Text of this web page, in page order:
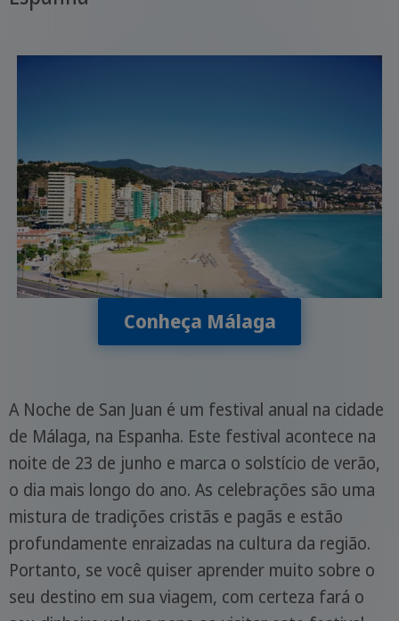
Conheça Málaga
A Noche de San Juan é um festival anual na cidade
de Málaga, na Espanha. Este festival acontece na
noite de 23 de junho e marca o solstício de verão,
o dia mais longo do ano. As celebrações são uma
mistura de tradições cristãs e pagãs e estão
profundamente enraizadas na cultura da região.
Portanto, se você quiser aprender muito sobre o
seu destino em sua viagem, com certeza fará o